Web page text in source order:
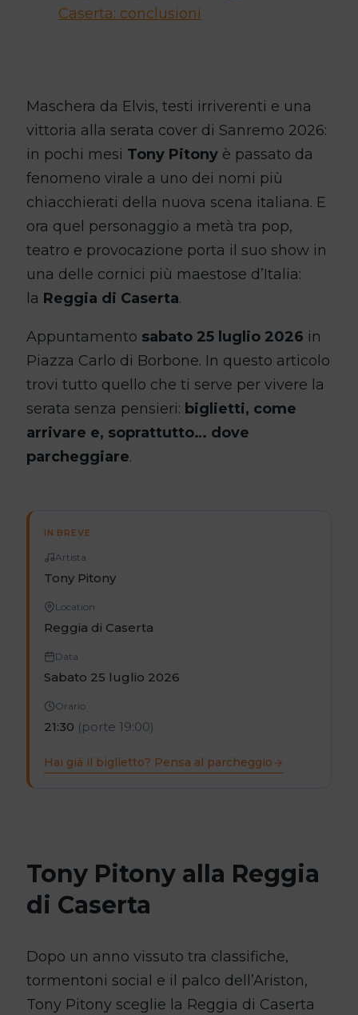
Caserta: conclusioni
Maschera da Elvis, testi irriverenti e una
vittoria alla serata cover di Sanremo 2026:
in pochi mesi Tony Pitony è passato da
fenomeno virale a uno dei nomi più
chiacchierati della nuova scena italiana. E
ora quel personaggio a metà tra pop,
teatro e provocazione porta il suo show in
una delle cornici più maestose d’Italia:
la Reggia di Caserta.
Appuntamento sabato 25 luglio 2026 in
Piazza Carlo di Borbone. In questo articolo
trovi tutto quello che ti serve per vivere la
serata senza pensieri: biglietti, come
arrivare e, soprattutto… dove
parcheggiare.
IN BREVE
Artista
Tony Pitony
Location
Reggia di Caserta
Data
Sabato 25 luglio 2026
Orario
21:30 (porte 19:00)
Hai già il biglietto? Pensa al parcheggio
Tony Pitony alla Reggia
di Caserta
Dopo un anno vissuto tra classifiche,
tormentoni social e il palco dell’Ariston,
Tony Pitony sceglie la Reggia di Caserta